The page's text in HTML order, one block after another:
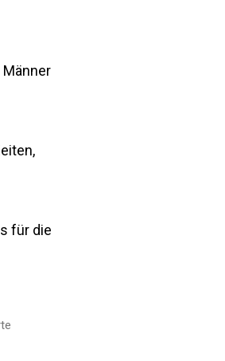
für die